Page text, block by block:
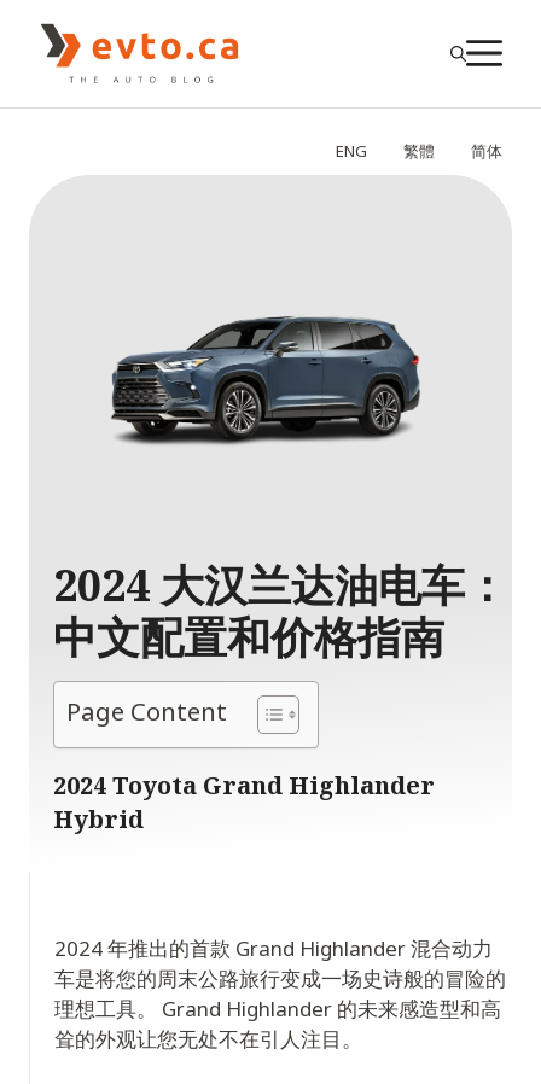
content
ENG 繁體 简体
2024 大汉兰达油电车：
中文配置和价格指南
Page Content
2024 Toyota Grand Highlander
Hybrid
2024 年推出的首款 Grand Highlander 混合动力
车是将您的周末公路旅行变成一场史诗般的冒险的
理想工具。 Grand Highlander 的未来感造型和高
耸的外观让您无处不在引人注目。